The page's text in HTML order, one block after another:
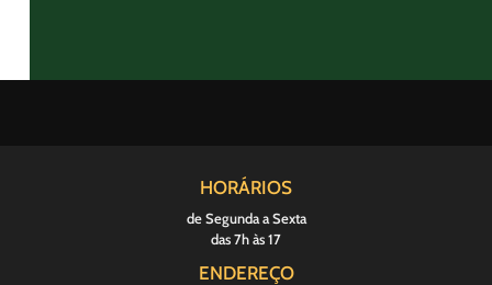
HORÁRIOS
de Segunda a Sexta
das 7h às 17
ENDEREÇO